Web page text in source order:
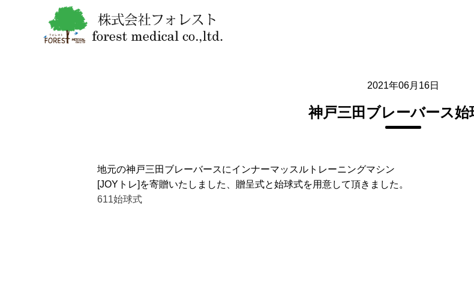
2021年06月16日
神戸三田ブレーバース始
地元の神戸三田ブレーバースにインナーマッスルトレーニングマシン
[JOYトレ]を寄贈いたしました、贈呈式と始球式を用意して頂きました。
611始球式